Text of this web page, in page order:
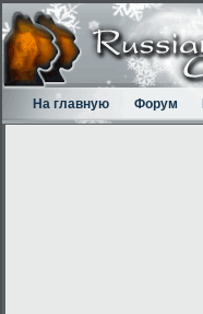
На главную Форум